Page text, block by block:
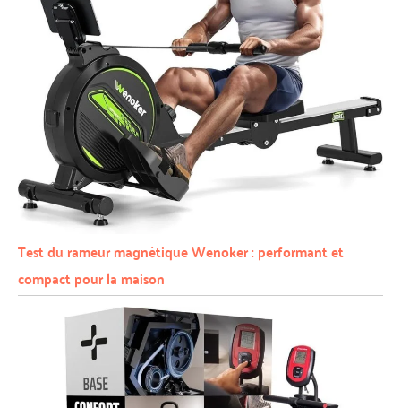
Test du rameur magnétique Wenoker : performant et
compact pour la maison